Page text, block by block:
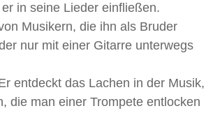
in seine Lieder einfließen.
Musikern, die ihn als Bruder
nur mit einer Gitarre unterwegs
entdeckt das Lachen in der Musik,
die man einer Trompete entlocken